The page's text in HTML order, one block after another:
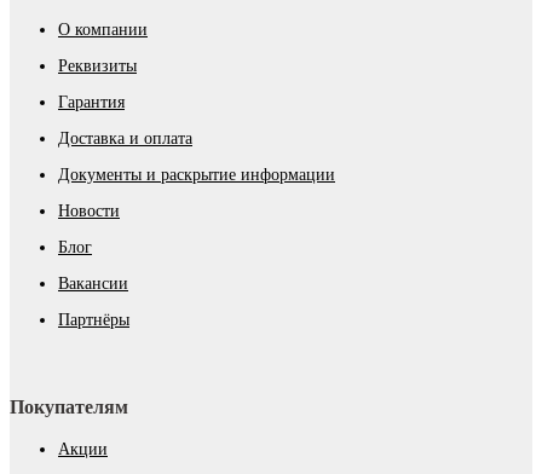
О компании
Реквизиты
Гарантия
Доставка и оплата
Документы и раскрытие информации
Новости
Блог
Вакансии
Партнёры
Покупателям
Акции